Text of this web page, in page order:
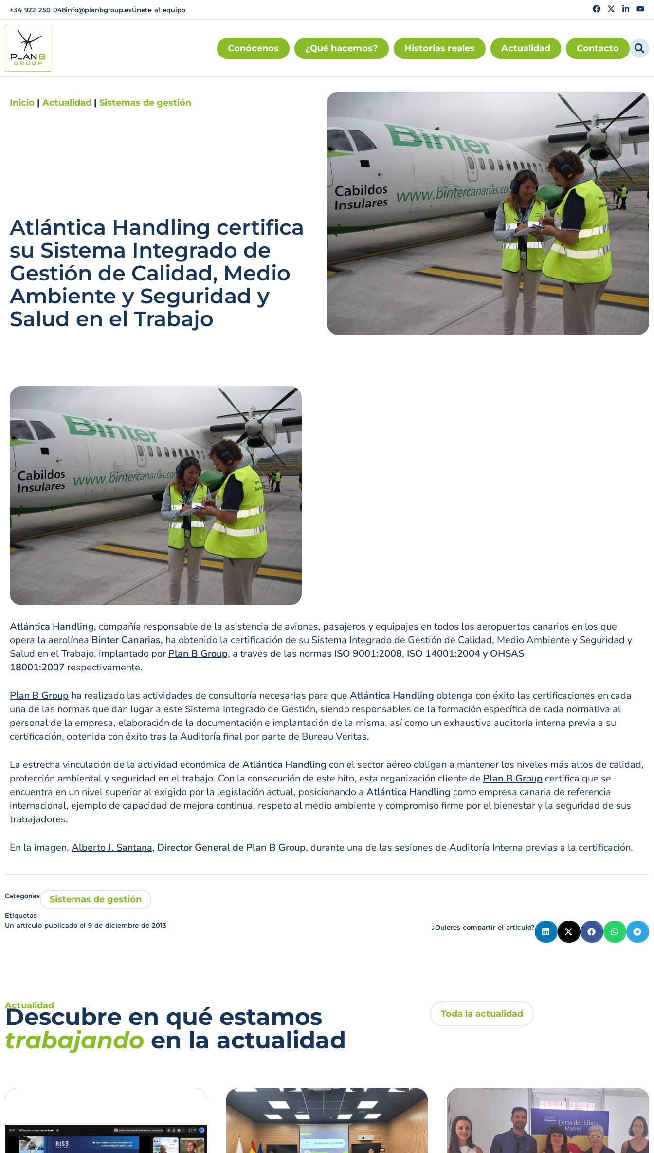
+34 922 250 048info@planbgroup.esÚnete al equipo
Conócenos ¿Qué hacemos? Historias reales Actualidad Contacto
Inicio | Actualidad | Sistemas de gestión
Atlántica Handling certifica
su Sistema Integrado de
Gestión de Calidad, Medio
Ambiente y Seguridad y
Salud en el Trabajo
Atlántica Handling, compañía responsable de la asistencia de aviones, pasajeros y equipajes en todos los aeropuertos canarios en los que
opera la aerolínea Binter Canarias, ha obtenido la certificación de su Sistema Integrado de Gestión de Calidad, Medio Ambiente y Seguridad y
Salud en el Trabajo, implantado por Plan B Group, a través de las normas ISO 9001:2008, ISO 14001:2004 y OHSAS
18001:2007 respectivamente.
Plan B Group ha realizado las actividades de consultoría necesarias para que Atlántica Handling obtenga con éxito las certificaciones en cada
una de las normas que dan lugar a este Sistema Integrado de Gestión, siendo responsables de la formación específica de cada normativa al
personal de la empresa, elaboración de la documentación e implantación de la misma, así como un exhaustiva auditoría interna previa a su
certificación, obtenida con éxito tras la Auditoría final por parte de Bureau Veritas.
La estrecha vinculación de la actividad económica de Atlántica Handling con el sector aéreo obligan a mantener los niveles más altos de calidad,
protección ambiental y seguridad en el trabajo. Con la consecución de este hito, esta organización cliente de Plan B Group certifica que se
encuentra en un nivel superior al exigido por la legislación actual, posicionando a Atlántica Handling como empresa canaria de referencia
internacional, ejemplo de capacidad de mejora continua, respeto al medio ambiente y compromiso firme por el bienestar y la seguridad de sus
trabajadores.
En la imagen, Alberto J. Santana, Director General de Plan B Group, durante una de las sesiones de Auditoría Interna previas a la certificación.
Categorías Sistemas de gestión
Etiquetas
Un artículo publicado el 9 de diciembre de 2013 ¿Quieres compartir el artículo?
Actualidad
Descubre en qué estamos
trabajando en la actualidad
Toda la actualidad